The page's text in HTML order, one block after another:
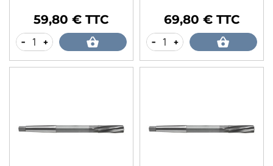
Prix59,80 € TTC
- +
Prix69,80 € TTC
- +